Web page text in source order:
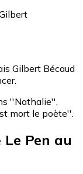
Gilbert Bécaud
''Nathalie'',
mort le poète''.
Pen au